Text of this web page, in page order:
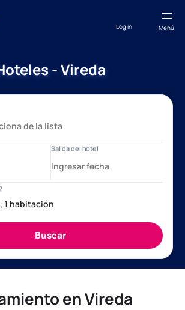
Menú
Log in
- Vireda
en Vireda